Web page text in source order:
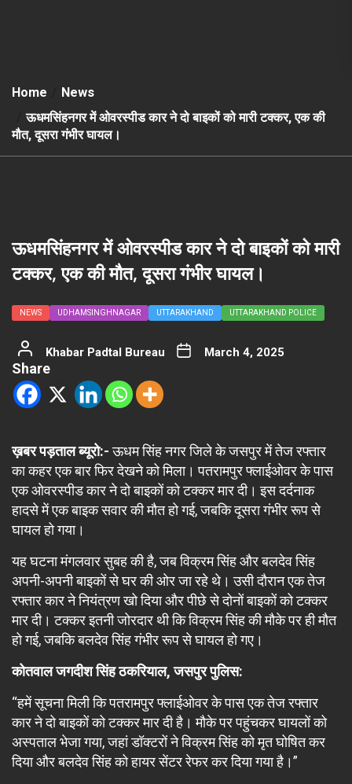
Home
News
ऊधमसिंहनगर में ओवरस्पीड कार ने दो बाइकों को मारी टक्कर, एक की
मौत, दूसरा गंभीर घायल।
ऊधमसिंहनगर में ओवरस्पीड कार ने दो बाइकों को मारी
टक्कर, एक की मौत, दूसरा गंभीर घायल।
NEWS UDHAMSINGHNAGAR UTTARAKHAND UTTARAKHAND POLICE
Khabar Padtal Bureau March 4, 2025
Share
ख़बर पड़ताल ब्यूरो:-ऊधम सिंह नगर जिले के जसपुर में तेज रफ्तार
का कहर एक बार फिर देखने को मिला। पतरामपुर फ्लाईओवर के पास
एक ओवरस्पीड कार ने दो बाइकों को टक्कर मार दी। इस दर्दनाक
हादसे में एक बाइक सवार की मौत हो गई, जबकि दूसरा गंभीर रूप से
घायल हो गया।
यह घटना मंगलवार सुबह की है, जब विक्रम सिंह और बलदेव सिंह
अपनी-अपनी बाइकों से घर की ओर जा रहे थे। उसी दौरान एक तेज
रफ्तार कार ने नियंत्रण खो दिया और पीछे से दोनों बाइकों को टक्कर
मार दी। टक्कर इतनी जोरदार थी कि विक्रम सिंह की मौके पर ही मौत
हो गई, जबकि बलदेव सिंह गंभीर रूप से घायल हो गए।
कोतवाल जगदीश सिंह ठकरियाल, जसपुर पुलिस:
“हमें सूचना मिली कि पतरामपुर फ्लाईओवर के पास एक तेज रफ्तार
कार ने दो बाइकों को टक्कर मार दी है। मौके पर पहुंचकर घायलों को
अस्पताल भेजा गया, जहां डॉक्टरों ने विक्रम सिंह को मृत घोषित कर
दिया और बलदेव सिंह को हायर सेंटर रेफर कर दिया गया है।”